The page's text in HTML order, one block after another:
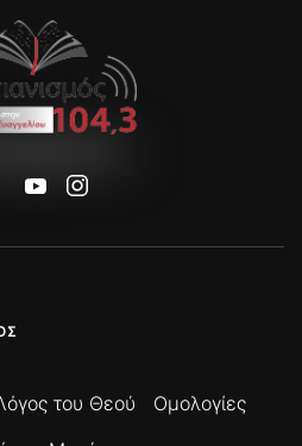
του Θεού
Ομολογίες